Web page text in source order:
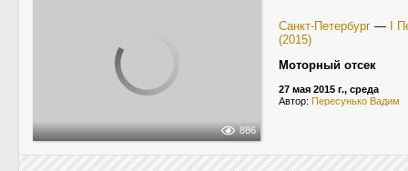
886
Санкт-Петербург —
I
(2015)
Моторный отсек
27 мая 2015 г., среда
Автор: Пересунько Вадим